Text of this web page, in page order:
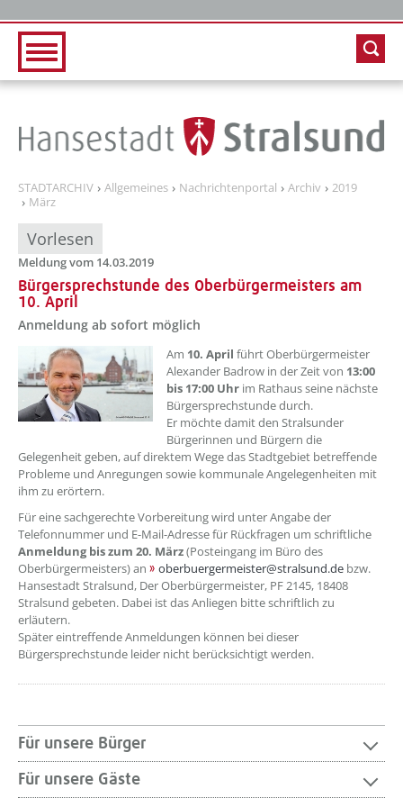
STADTARCHIV Allgemeines Nachrichtenportal Archiv
2019
März
Vorlesen
Meldung vom 14.03.2019
Bürgersprechstunde des Oberbürgermeisters am
10. April
Anmeldung ab sofort möglich
Am 10. April führt Oberbürgermeister
Alexander Badrow in der Zeit von 13:00
bis 17:00 Uhr im Rathaus seine nächste
Bürgersprechstunde durch.
Er möchte damit den Stralsunder
Bürgerinnen und Bürgern die
Gelegenheit geben, auf direktem Wege das Stadtgebiet betreffende
Probleme und Anregungen sowie kommunale Angelegenheiten mit
ihm zu erörtern.
Für eine sachgerechte Vorbereitung wird unter Angabe der
Telefonnummer und E-Mail-Adresse für Rückfragen um schriftliche
Anmeldung bis zum 20. März(Posteingang im Büro des
Oberbürgermeisters) an
oberbuergermeister@stralsund.de bzw.
Hansestadt Stralsund, Der Oberbürgermeister, PF 2145, 18408
Stralsund gebeten. Dabei ist das Anliegen bitte schriftlich zu
erläutern.
Später eintreffende Anmeldungen können bei dieser
Bürgersprechstunde leider nicht berücksichtigt werden.
Für unsere Bürger
Für unsere Gäste